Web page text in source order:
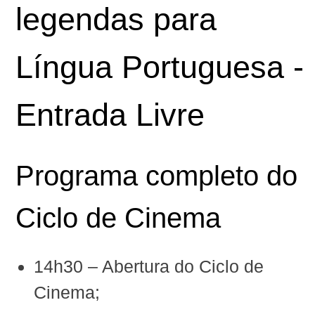
legendas para
Língua Portuguesa -
Entrada Livre
Programa completo do
Ciclo de Cinema
‪14h30 – Abertura do Ciclo de
Cinema‬;